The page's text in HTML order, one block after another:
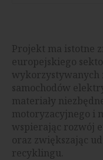
Projekt ma istotne
europejskiego
samochodów
materiały
motoryzacyjnego i
wspierając rozwój
oraz zwiększając
recyklingu.